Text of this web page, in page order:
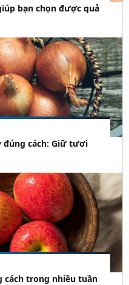
bạn chọn được quả
đúng cách: Giữ tươi
cách trong nhiều tuần